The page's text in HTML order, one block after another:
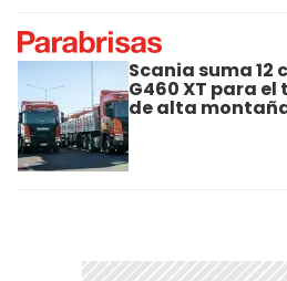
Scania suma 12
G460 XT para
de alta